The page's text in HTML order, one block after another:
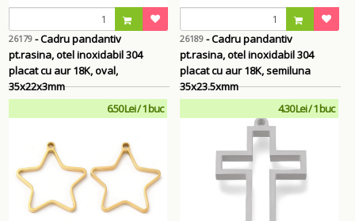
26179 - Cadru pandantiv
pt.rasina, otel inoxidabil 304
placat cu aur 18K, oval,
35x22x3mm
26189- Cadru pandantiv
pt.rasina, otel inoxidabil 304
placat cu aur 18K, semiluna
35x23.5xmm
6.50 Lei / 1 buc
4.30 Lei / 1 buc